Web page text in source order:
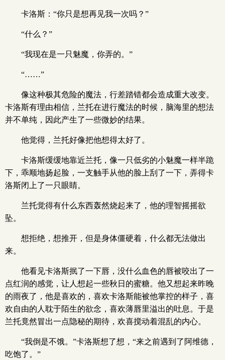
卡洛斯：“你只是想再见我一次吗？”
“什么？”
“我现在是一只魅魔，你弄的。”
“……”
像这种极其危险的魔法，行差踏错都会造成重大改变。
卡洛斯有理由相信，兰托在进行魔法的时候，脑海里的想法
并不单纯，因此产生了一些微妙的结果。
他觉得，兰托好像把他想得太好了。
卡洛斯缓缓地靠近兰托，像一只低劣的小魅魔一样半跪
下，乖顺地扬起脸，一支触手从他的脸上刮了一下，弄得卡
洛斯闭上了一只眼睛。
兰托觉得有什么东西轰然烧起来了，他的理智摇摇欲
坠。
想拒绝，想推开，但是身体僵硬着，什么都无法做出
来。
他看见卡洛斯抿了一下唇，没什么血色的唇被咬出了一
点红润的感觉，让人想起一些秋日的蜜糖。他又想起来昨晚
的雨夜了，他是喜欢的，喜欢卡洛斯能被他掌控的样子，喜
欢自由的人耽于陌生的欲念，喜欢薄唇里溢出的吐息。于是
兰托竟然冒出一点隐秘的期待，欢喜搅动着混乱的内心。
“我倒是不饿。”卡洛斯想了想，“来之前遇到了阿维德，
吃饱了。”